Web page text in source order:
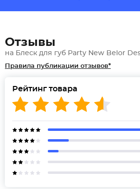
Отзывы
на Блеск для губ Party New Belor
Правила публикации отзывов*
Рейтинг товара